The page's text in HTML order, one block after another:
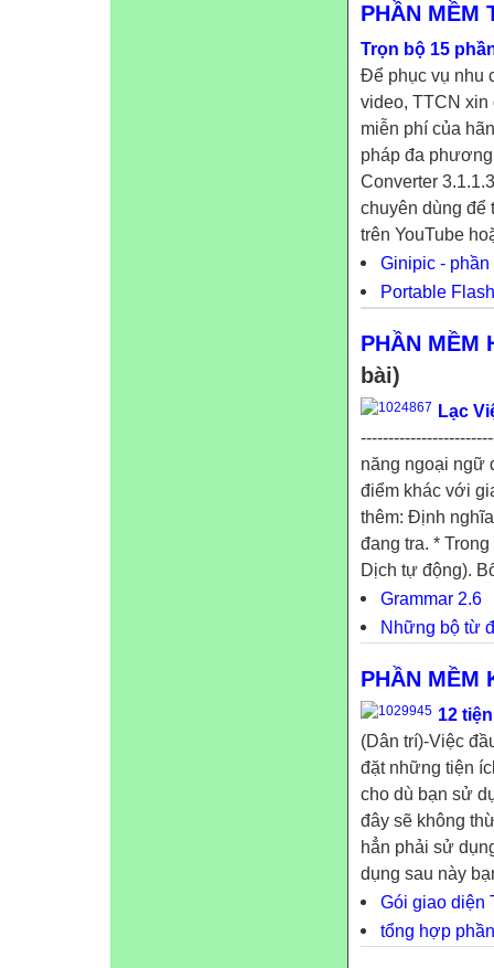
PHẦN MỀM
Trọn bộ 15
Để phục vụ nhu
video, TTCN
miễn phí của
pháp đa
Converter
chuyên dùng để
trên YouTube
Ginipic -
Portable
PHẦN MỀM
bài)
Lạc
năng ngoại ngữ
điểm khác với
thêm: Định
đang tra. *
Dịch tự động).
Grammar 2.6
Những bộ từ
PHẦN MỀM
12
(Dân trí)-Việc
đặt những tiện
cho dù bạn sử
đây sẽ không
hẳn phải sử
dụng sau này
Gói giao diện
tổng hợp